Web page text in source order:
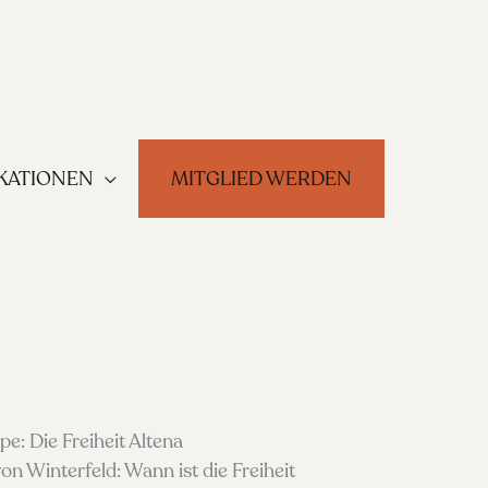
MITGLIED WERDEN
Die Freiheit Altena
Winterfeld: Wann ist die Freiheit